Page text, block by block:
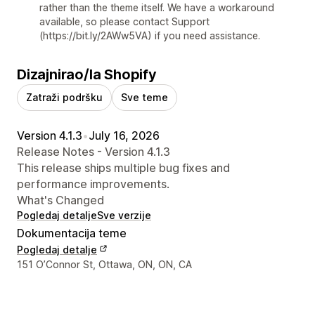
rather than the theme itself. We have a workaround
available, so please contact Support
(https://bit.ly/2AWw5VA) if you need assistance.
Dizajnirao/la Shopify
Zatraži podršku Sve teme
Version 4.1.3•July 16, 2026
Release Notes - Version 4.1.3
This release ships multiple bug fixes and
performance improvements.
What's Changed
Pogledaj detaljeSve verzije
Dokumentacija teme
Pogledaj detalje
Podaci za kontakt dizajnera
151 O’Connor St, Ottawa, ON, ON, CA